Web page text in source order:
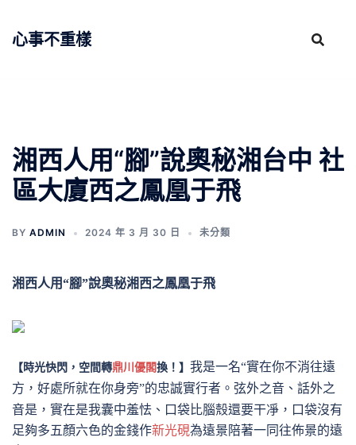
心事不重樣
湘西人用“腳”說奧秘湘台中 社
區大廈西之鳳凰于飛
BY ADMIN 2024 年 3 月 30 日 未分類
湘西人用“腳”說奧秘湘西之鳳凰于飛
【時光快閃，空間轉鼎川優閣換！】 我是一名“實在你不消往遠
方，好處所就在你身旁”的忠誠實行者。 弦外之音、話外之
音是，實在是我囊中羞怯、口袋比腦殼還要干凈，口袋沒有
足夠多五顏六色的金錢作新光硯為遠景陪著一同往佈景的遠